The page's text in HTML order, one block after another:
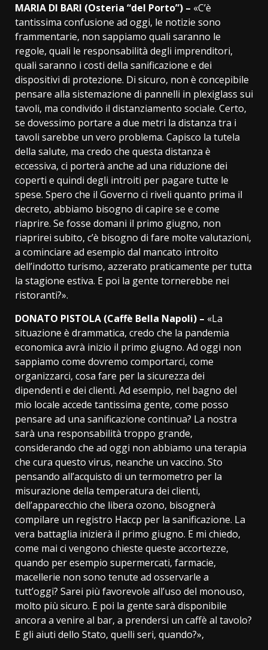
MARIA DI BARI (Osteria “del Porto”) – «C’è
tantissima confusione ad oggi, le notizie sono
frammentarie, non sappiamo quali saranno le
regole, quali le responsabilità degli imprenditori,
quali saranno i costi della sanificazione e dei
dispositivi di protezione. Di sicuro, non è concepibile
pensare alla sistemazione di pannelli in plexiglass sui
tavoli, ma condivido il distanziamento sociale. Certo,
se dovessimo portare a due metri la distanza tra i
tavoli sarebbe un vero problema. Capisco la tutela
della salute, ma credo che questa distanza è
eccessiva, ci porterà anche ad una riduzione dei
coperti e quindi degli introiti per pagare tutte le
spese. Spero che il Governo ci riveli quanto prima il
decreto, abbiamo bisogno di capire se e come
riaprire. Se fosse domani il primo giugno, non
riaprirei subito, c’è bisogno di fare molte valutazioni,
a cominciare ad esempio dal mancato introito
dell’indotto turismo, azzerato praticamente per tutta
la stagione estiva. E poi la gente tornerebbe nei
ristoranti?».
DONATO PISTOLA (Caffè Bella Napoli) – «La
situazione è drammatica, credo che la pandemia
economica avrà inizio il primo giugno. Ad oggi non
sappiamo come dovremo comportarci, come
organizzarci, cosa fare per la sicurezza dei
dipendenti e dei clienti. Ad esempio, nel bagno del
mio locale accede tantissima gente, come posso
pensare ad una sanificazione continua? La nostra
sarà una responsabilità troppo grande,
considerando che ad oggi non abbiamo una terapia
che cura questo virus, neanche un vaccino. Sto
pensando all’acquisto di un termometro per la
misurazione della temperatura dei clienti,
dell’apparecchio che libera ozono, bisognerà
compilare un registro Haccp per la sanificazione. La
vera battaglia inizierà il primo giugno. E mi chiedo,
come mai ci vengono chieste queste accortezze,
quando per esempio supermercati, farmacie,
macellerie non sono tenute ad osservarle a
tutt’oggi? Sarei più favorevole all’uso del monouso,
molto più sicuro. E poi la gente sarà disponibile
ancora a venire al bar, a prendersi un caffè al tavolo?
E gli aiuti dello Stato, quelli seri, quando?»,